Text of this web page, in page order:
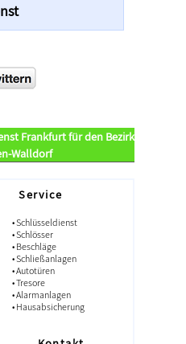
Frankfurt für den Bezirk
Walldorf
Service
• Schlüsseldienst
• Schlösser
• Beschläge
• Schließanlagen
• Autotüren
• Tresore
• Alarmanlagen
• Hausabsicherung